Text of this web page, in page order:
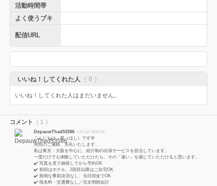
活動時間帯
よく使うブキ
配信URL
いいね！してくれた人 （ 0 ）
いいね！してくれた人はまだいません。
コメント （ 1 ）
DepauwThad53586 1月11日 0時57分
こんにちは、星（ほし）です🌸
突然のご連絡、失礼いたします。
私は東京・大阪を中心に、紹介制の出張サービスを担当しています。
一度だけでも体験していただけたら、その「違い」を感じていただけると思います。
✔️ 写真を見て納得してから予約OK
✔️ 初回はホテル、2回目以降はご自宅OK
✔️ 面倒な事前決済なし、当日現金でOK
✔️ 指名料・交通費なし／完全明朗会計